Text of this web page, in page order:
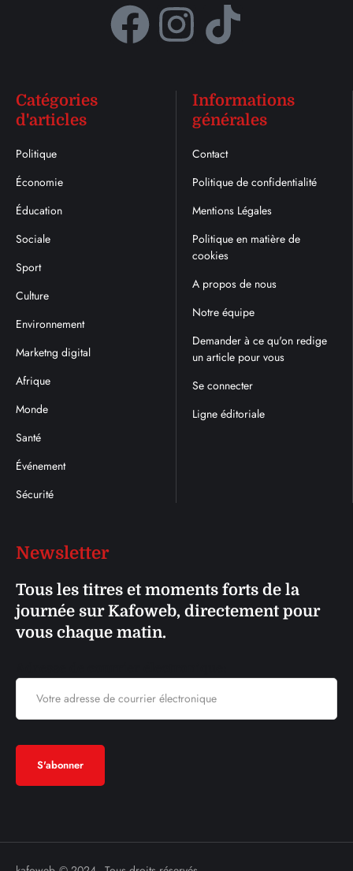
Catégories
d'articles
Politique
Économie
Éducation
Sociale
Sport
Culture
Environnement
Marketng digital
Afrique
Monde
Santé
Événement
Sécurité
Informations
générales
Contact
Politique de confidentialité
Mentions Légales
Politique en matière de
cookies
A propos de nous
Notre équipe
Demander à ce qu'on redige
un article pour vous
Se connecter
Ligne éditoriale
Newsletter
Tous les titres et moments forts de la
journée sur Kafoweb, directement pour
vous chaque matin.